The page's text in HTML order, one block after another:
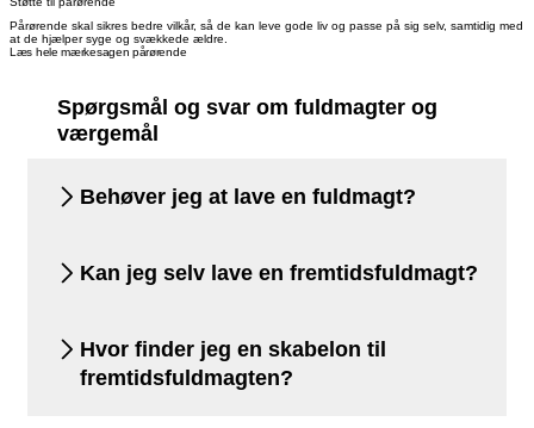
Pårørende skal sikres bedre vilkår, så de kan leve gode liv og passe på sig selv, samtidig med
at de hjælper syge og svækkede ældre.
Læs hele mærkesagen pårørende
Spørgsmål og svar om fuldmagter og
værgemål
Behøver jeg at lave en fuldmagt?
Kan jeg selv lave en fremtidsfuldmagt?
Hvor finder jeg en skabelon til
fremtidsfuldmagten?